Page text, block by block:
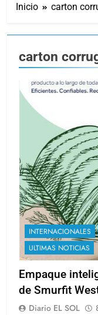
Inicio carton
carton
INTERNACIONALES
ULTIMAS NOTICIAS
Empaque
de Smurfit
Diario EL SOL